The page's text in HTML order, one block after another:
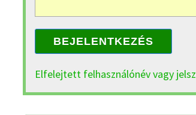
BEJELENTKEZÉS
Elfelejtett felhasználónév vagy